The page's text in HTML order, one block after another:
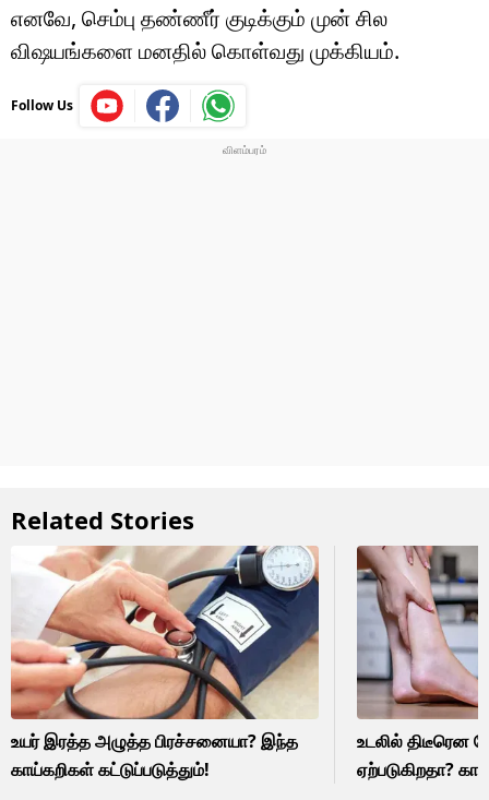
எனவே, செம்பு தண்ணீர் குடிக்கும் முன் சில
விஷயங்களை மனதில் கொள்வது முக்கியம்.
Follow Us
Related Stories
உயர் இரத்த அழுத்த பிரச்சனையா? இந்த
காய்கறிகள் கட்டுப்படுத்தும்!
உடலில் திடீரென
ஏற்படுகிறதா?